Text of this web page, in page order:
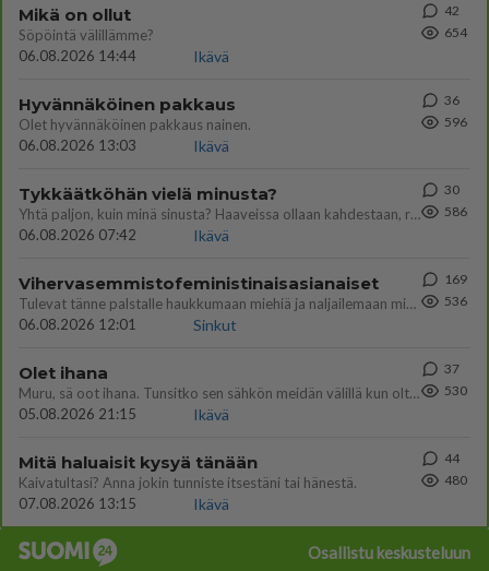
Mikä on ollut
Söpöintä välillämme?
06.08.2026 14:44
Ikävä
42
654
Hyvännäköinen pakkaus
Olet hyvännäköinen pakkaus nainen.
06.08.2026 13:03
Ikävä
36
596
Tykkäätköhän vielä minusta?
Yhtä paljon, kuin minä sinusta? Haaveissa ollaan kahdestaan, rauhassa ja lähennytään fyysisesti ja tutustutaan syvemmin
06.08.2026 07:42
Ikävä
30
586
Vihervasemmistofeministinaisasianaiset
Tulevat tänne palstalle haukkumaan miehiä ja naljailemaan miehelle, kehuvat olevansa heitä parempia. Itse asuvat MIEHE
06.08.2026 12:01
Sinkut
169
536
Olet ihana
Muru, sä oot ihana. Tunsitko sen sähkön meidän välillä kun oltiin ihan låhekkäin? 👩‍❤️‍👩❤️😼😘
05.08.2026 21:15
Ikävä
37
530
Mitä haluaisit kysyä tänään
Kaivatultasi? Anna jokin tunniste itsestäni tai hänestä.
07.08.2026 13:15
Ikävä
44
480
Osallistu keskusteluun